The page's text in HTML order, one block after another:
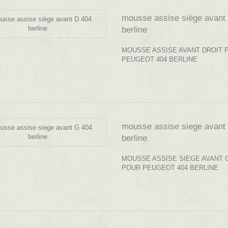
mousse assise siège avant
berline
MOUSSE ASSISE AVANT DROIT
PEUGEOT 404 BERLINE
mousse assise siege avant
berline
MOUSSE ASSISE SIEGE AVANT
POUR PEUGEOT 404 BERLINE